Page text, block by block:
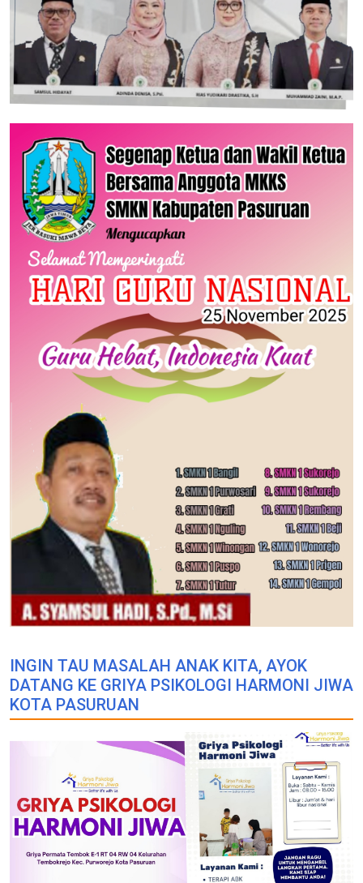
INGIN TAU MASALAH ANAK KITA, AYOK
DATANG KE GRIYA PSIKOLOGI HARMONI JIWA
KOTA PASURUAN